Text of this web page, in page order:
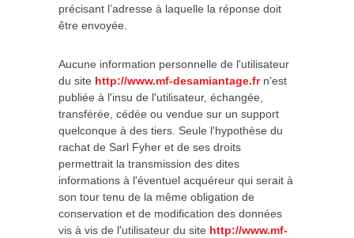
précisant l’adresse à laquelle la réponse doit
être envoyée.
Aucune information personnelle de l'utilisateur
du site http://www.mf-desamiantage.frn'est
publiée à l'insu de l'utilisateur, échangée,
transférée, cédée ou vendue sur un support
quelconque à des tiers. Seule l'hypothèse du
rachat de Sarl Fyher et de ses droits
permettrait la transmission des dites
informations à l'éventuel acquéreur qui serait à
son tour tenu de la même obligation de
conservation et de modification des données
vis à vis de l'utilisateur du site http://www.mf-